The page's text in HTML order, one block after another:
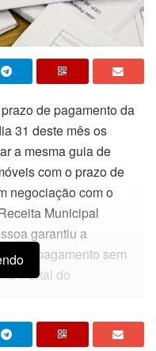
de pagamento da
31 deste mês os
a mesma guia de
com o prazo de
negociação com o
Municipal
garantiu a
o pagamento sem
Portal do
recebido no imóvel, o